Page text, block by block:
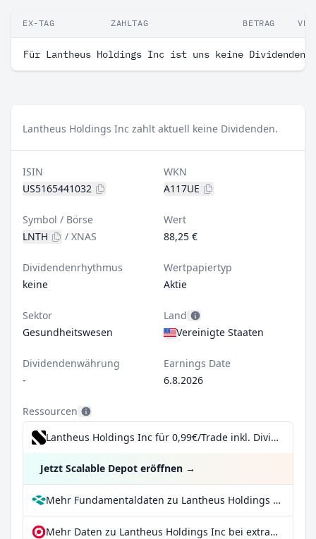
EX-TAG ZAHLTAG BETRAG
Für Lantheus Holdings Inc ist uns keine Dividenden
Lantheus Holdings Inc zahlt aktuell keine Dividenden.
ISIN
US5165441032
WKN
A117UE
Symbol / Börse
LNTH
/ XNAS
Wert
88,25 €
Dividendenrhythmus
keine
Wertpapiertyp
Aktie
Sektor
Gesundheitswesen
Land
Vereinigte Staaten
Dividendenwährung
-
Earnings Date
6.8.2026
Ressourcen
Lantheus Holdings Inc für 0,99€/Trade inkl. Dividend Reinvestment Plan
Jetzt Scalable Depot eröffnen →
Mehr Fundamentaldaten zu Lantheus Holdings Inc bei Parqet
Mehr Daten zu Lantheus Holdings Inc bei extraETF